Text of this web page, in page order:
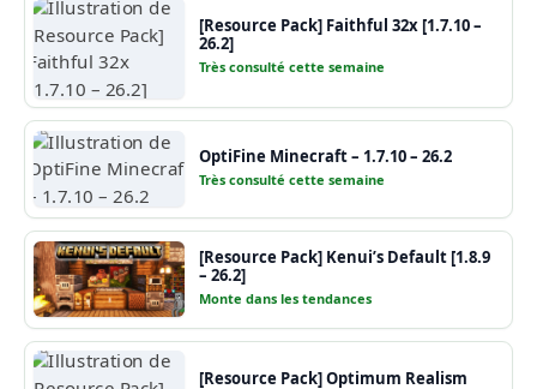
[Resource Pack] Faithful 32x [1.7.10 –
26.2]
Très consulté cette semaine
OptiFine Minecraft – 1.7.10 – 26.2
Très consulté cette semaine
[Resource Pack] Kenui’s Default [1.8.9
– 26.2]
Monte dans les tendances
[Resource Pack] Optimum Realism